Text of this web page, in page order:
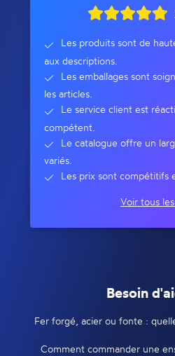
Les produits sont de
aux descriptions.
Les emballages sont
les articles.
Le service client est
compétent.
Le catalogue offre un
variés.
Les prix sont compétitifs
Voir tous
Besoin
Fer forgé, acier ou fonte :
Comment commander une